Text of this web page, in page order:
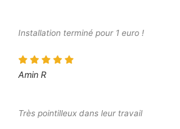
Installation terminé pour 1 euro !
Amin R
Très pointilleux dans leur travail